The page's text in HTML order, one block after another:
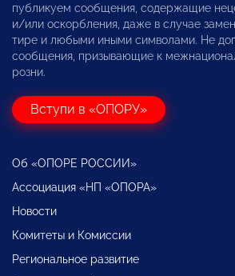
публикуем сообщения, содержащие
и/или оскорбления, даже в случае
тире и любыми иными символами. Не
сообщения, призывающие к
розни.
Вступи в «ОПОРУ»
Об «ОПОРЕ РОССИИ»
Ассоциация «НП «ОПОРА»
Новости
Комитеты и Комиссии
Региональное развитие